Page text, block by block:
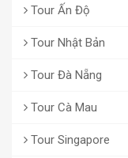
Tour Ấn Độ
Tour Nhật Bản
Tour Đà Nẵng
Tour Cà Mau
Tour Singapore